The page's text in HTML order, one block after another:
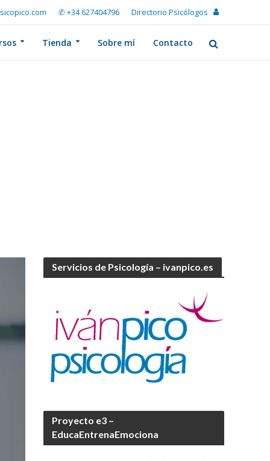
✆ +34 627404796 Directorio Psicólogos
Tienda Sobre mí Contacto
Servicios de Psicología – ivanpico.es
Proyecto e3 –
EducaEntrenaEmociona